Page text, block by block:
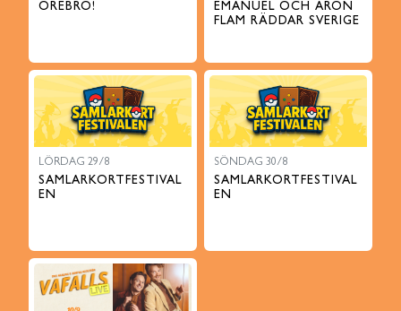
ÖREBRO!
EMANUEL OCH ARON
FLAM RÄDDAR SVERIGE
LÖRDAG 29/8
SAMLARKORTFESTIVAL
EN
SÖNDAG 30/8
SAMLARKORTFESTIVAL
EN